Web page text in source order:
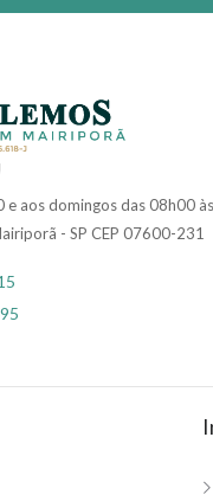
aos domingos das 08h00
- SP CEP 07600-231